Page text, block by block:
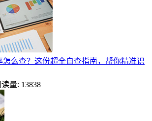
么查？这份超全自查指南，帮你精准识
读量: 13838